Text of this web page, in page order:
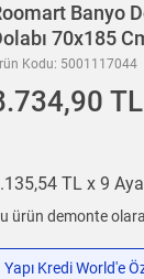
Banyo
70x185
Kodu: 5001117044
TL
TL x 9
ürün demonte
Yapı Kredi World'e